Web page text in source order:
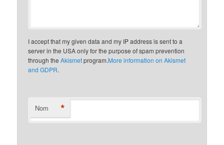
I accept that my given data and my IP address is sent to a
server in the USA only for the purpose of spam prevention
through theAkismetprogram.More information on Akismet
and GDPR.
Nom *